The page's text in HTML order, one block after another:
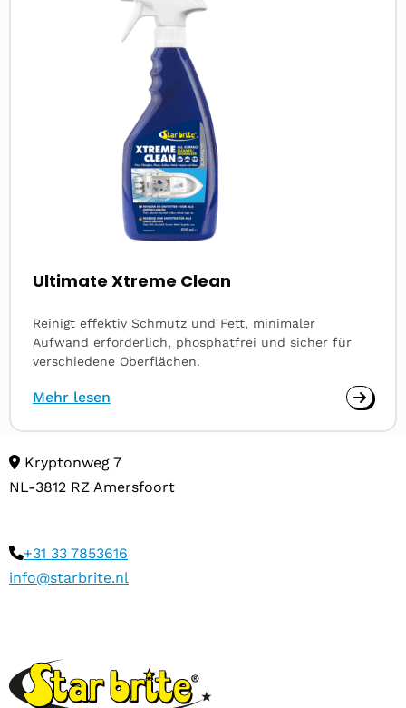
Ultimate Xtreme Clean
Reinigt effektiv Schmutz und Fett, minimaler
Aufwand erforderlich, phosphatfrei und sicher für
verschiedene Oberflächen.
Mehr lesen
Kryptonweg 7
NL-3812 RZ Amersfoort
+31 33 7853616
info@starbrite.nl